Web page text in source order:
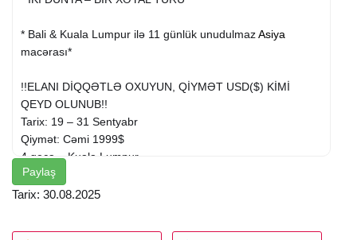
* Bali & Kuala Lumpur ilə 11 günlük unudulmazAsiya
macərası*
!!ELANI DİQQƏTLƏ OXUYUN, QİYMƏT USD($) KİMİ
QEYD OLUNUB!!
Tarix: 19 – 31 Sentyabr
Qiymət: Cəmi 1999$
4 gecə – Kuala Lumpur
5 gecə – Bali
Paylaş
Tarix: 30.08.2025